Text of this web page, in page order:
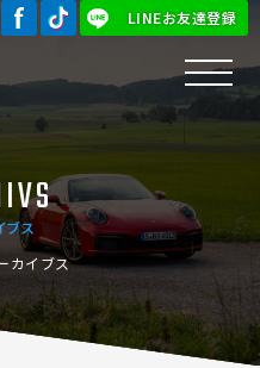
LINEお友達登録
ブス
カイブス